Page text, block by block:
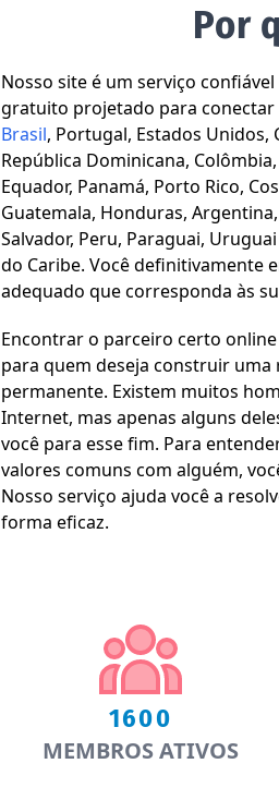
Por
Nosso site é um serviço
gratuito projetado para conectar
Brasil, Portugal, Estados Unidos,
República Dominicana,
Equador, Panamá, Porto Rico,
Guatemala, Honduras,
Salvador, Peru, Paraguai,
do Caribe. Você definitivamente
adequado que corresponda às
Encontrar o parceiro certo
para quem deseja construir uma
permanente. Existem muitos
Internet, mas apenas alguns
você para esse fim. Para
valores comuns com alguém,
Nosso serviço ajuda você a
forma eficaz.
1600
MEMBROS ATIVOS